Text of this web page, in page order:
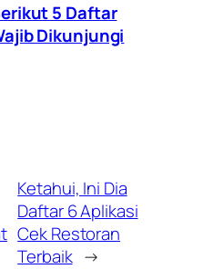
5 Daftar
Dikunjungi
Ketahui, Ini Dia
Daftar 6 Aplikasi
Cek Restoran
Terbaik →